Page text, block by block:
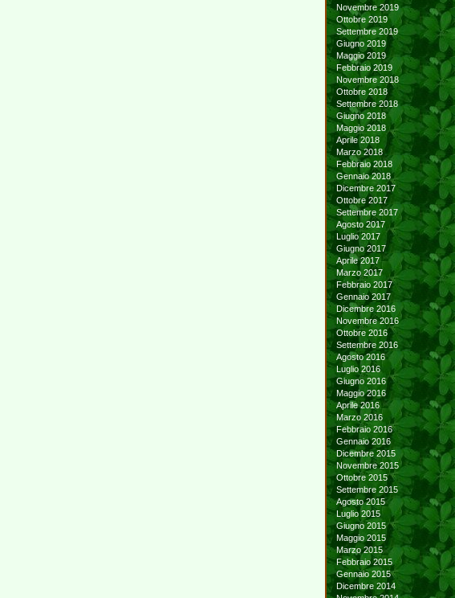
Novembre 2019
Ottobre 2019
Settembre 2019
Giugno 2019
Maggio 2019
Febbraio 2019
Novembre 2018
Ottobre 2018
Settembre 2018
Giugno 2018
Maggio 2018
Aprile 2018
Marzo 2018
Febbraio 2018
Gennaio 2018
Dicembre 2017
Ottobre 2017
Settembre 2017
Agosto 2017
Luglio 2017
Giugno 2017
Aprile 2017
Marzo 2017
Febbraio 2017
Gennaio 2017
Dicembre 2016
Novembre 2016
Ottobre 2016
Settembre 2016
Agosto 2016
Luglio 2016
Giugno 2016
Maggio 2016
Aprile 2016
Marzo 2016
Febbraio 2016
Gennaio 2016
Dicembre 2015
Novembre 2015
Ottobre 2015
Settembre 2015
Agosto 2015
Luglio 2015
Giugno 2015
Maggio 2015
Marzo 2015
Febbraio 2015
Gennaio 2015
Dicembre 2014